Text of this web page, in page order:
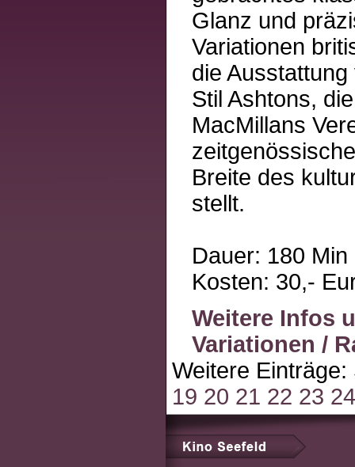
Glanz und
Variationen
die
Stil Ashtons,
MacMillans
Breite des
stellt.
Dauer: 180 Min
Kosten: 30,-
Weitere Infos
Variationen /
Weitere
19 20 21 22 23 24